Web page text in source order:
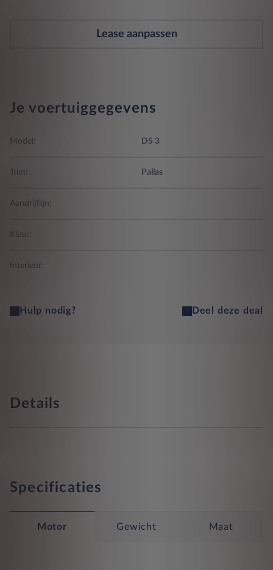
Lease aanpassen
Je voertuiggegevens
Model: DS 3
Trim: Pallas
Aandrijflijn:
Kleur:
Interieur:
Hulp nodig? Deel deze deal
Details
Specificaties
Motor Gewicht Maat